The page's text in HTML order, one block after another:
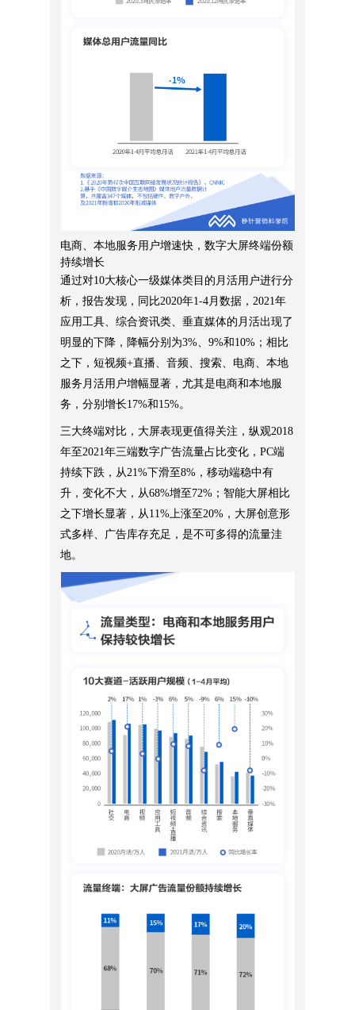
电商、本地服务用户增速快，数字大屏终端份额
持续增长
通过对10大核心一级媒体类目的月活用户进行分
析，报告发现，同比2020年1-4月数据，2021年
应用工具、综合资讯类、垂直媒体的月活出现了
明显的下降，降幅分别为3%、9%和10%；相比
之下，短视频+直播、音频、搜索、电商、本地
服务月活用户增幅显著，尤其是电商和本地服
务，分别增长17%和15%。
三大终端对比，大屏表现更值得关注，纵观2018
年至2021年三端数字广告流量占比变化，PC端
持续下跌，从21%下滑至8%，移动端稳中有
升，变化不大，从68%增至72%；智能大屏相比
之下增长显著，从11%上涨至20%，大屏创意形
式多样、广告库存充足，是不可多得的流量洼
地。